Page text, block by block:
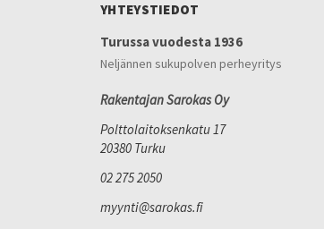
YHTEYSTIEDOT
Turussa vuodesta 1936
Neljännen sukupolven perheyritys
Rakentajan Sarokas Oy
Polttolaitoksenkatu 17
20380 Turku
02 275 2050
myynti@sarokas.fi